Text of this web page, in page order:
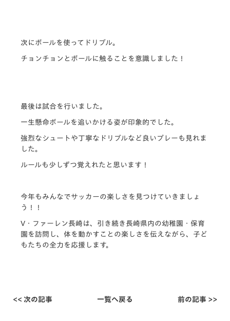
次にボールを使ってドリブル。
チョンチョンとボールに触ることを意識しました！
最後は試合を行いました。
一生懸命ボールを追いかける姿が印象的でした。
強烈なシュートや丁寧なドリブルなど良いプレーも見れま
した。
ルールも少しずつ覚えれたと思います！
今年もみんなでサッカーの楽しさを見つけていきましょ
う！！
V・ファーレン長崎は、引き続き長崎県内の幼稚園・保育
園を訪問し、体を動かすことの楽しさを伝えながら、子ど
もたちの全力を応援します。
<< 次の記事 一覧へ戻る 前の記事 >>